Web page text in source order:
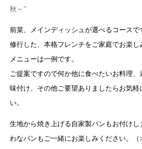
秋～”
前菜、メインディッシュが選べるコース
修行した、本格フレンチをご家庭でお楽し
メニューは一例です。
ご提案ですので何か他に食べたいお料理
味付け、その他ご要望ありましたらお気軽
い。
生地から焼き上げる自家製パンもお付け
わなパンもご一緒にお楽しみください。（